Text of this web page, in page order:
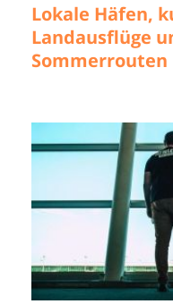
Lokale Häfen,
Landausflüge
Sommerrouten